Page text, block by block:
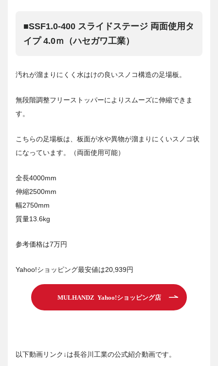
■SSF1.0-400 スライドステージ 両面使用タ
イプ 4.0ｍ（ハセガワ工業）
汚れが溜まりにくく水はけの良いスノコ構造の足場板。
無段階調整フリーストッパーによりスムーズに伸縮できま
す。
こちらの足場板は、板面が水や異物が溜まりにくいスノコ状
になっています。（両面使用可能）
全長4000mm
伸縮2500mm
幅2750mm
質量13.6kg
参考価格は7万円
Yahoo!ショッピング最安値は20,939円
MULHANDZ Yahoo!ショッピング店
以下動画リンク↓は長谷川工業の公式紹介動画です。